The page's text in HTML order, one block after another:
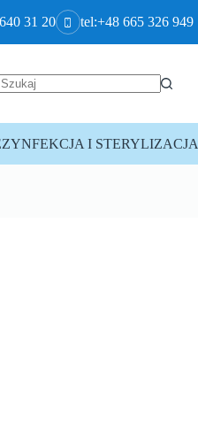
31 20 tel:+48 665 326 949
I STERYLIZACJA